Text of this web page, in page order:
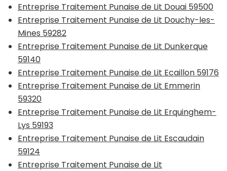
Entreprise Traitement Punaise de Lit Douai 59500
Entreprise Traitement Punaise de Lit Douchy-les-
Mines 59282
Entreprise Traitement Punaise de Lit Dunkerque
59140
Entreprise Traitement Punaise de Lit Ecaillon 59176
Entreprise Traitement Punaise de Lit Emmerin
59320
Entreprise Traitement Punaise de Lit Erquinghem-
Lys 59193
Entreprise Traitement Punaise de Lit Escaudain
59124
Entreprise Traitement Punaise de Lit